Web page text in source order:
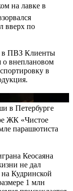
на лавке в
вверх по
в ПВЗ Клиенты
о внеплановом
в
в Петербурге
ЖК «Чистое
парашютиста
Кеосаяна
не дал
на Кудринской
1 млн